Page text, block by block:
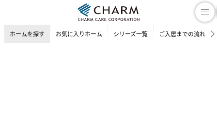
ホームを探す お気に入りホーム シリーズ一覧 ご入居までの流れ